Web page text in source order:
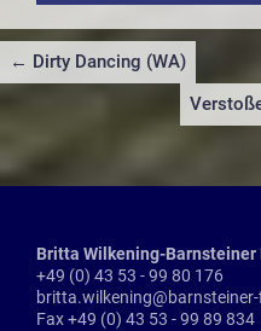
Beitragsnavigation
← Dirty Dancing (WA)
Britta Wilkening-Barnsteiner
+49 (0) 43 53 - 99 80 176
Fax +49 (0) 43 53 - 99 89 834